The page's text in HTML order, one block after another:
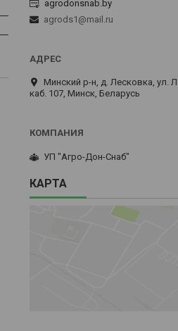
agrodonsnab.by
agrods1@mail.ru
Минский р-н, д. Лесковка, ул.
каб. 107, Минск, Беларусь
УП "Агро-Дон-Снаб"
КАРТА